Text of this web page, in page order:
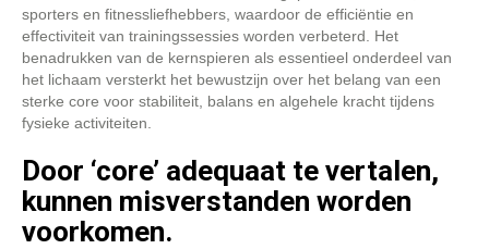
sporters en fitnessliefhebbers, waardoor de efficiëntie en
effectiviteit van trainingssessies worden verbeterd. Het
benadrukken van de kernspieren als essentieel onderdeel van
het lichaam versterkt het bewustzijn over het belang van een
sterke core voor stabiliteit, balans en algehele kracht tijdens
fysieke activiteiten.
Door ‘core’ adequaat te vertalen,
kunnen misverstanden worden
voorkomen.